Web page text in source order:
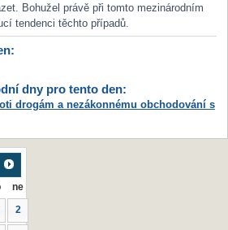
Bohužel právě při tomto mezinárodním
tendenci těchto případů.
dny pro tento den:
drogám a nezákonnému obchodování s
ne
2